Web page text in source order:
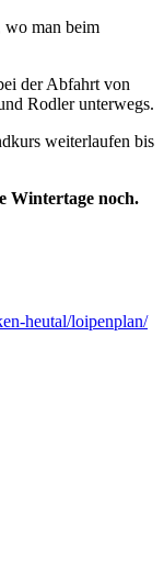
wo man beim
der Abfahrt von
Rodler unterwegs.
weiterlaufen bis
Wintertage noch.
heutal/loipenplan/